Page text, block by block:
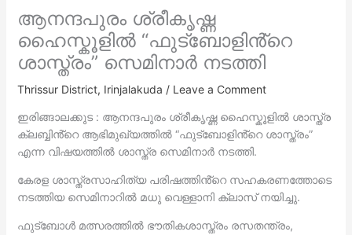
ആനന്ദപുരം ശ്രീകൃഷ്ണ
ഹൈസ്കൂളിൽ “ഫുട്ബോളിൻ്റെ
ശാസ്ത്രം” സെമിനാർ നടത്തി
Thrissur District, Irinjalakuda / Leave a Comment
ഇരിങ്ങാലക്കുട : ആനന്ദപുരം ശ്രീകൃഷ്ണ ഹൈസ്കൂളിൽ ശാസ്ത്ര
ക്ലബ്ബിൻ്റെ ആഭിമുഖ്യത്തിൽ “ഫുട്ബോളിൻ്റെ ശാസ്ത്രം”
എന്ന വിഷയത്തിൽ ശാസ്ത്ര സെമിനാർ നടത്തി.
കേരള ശാസ്ത്രസാഹിത്യ പരിഷത്തിൻ്റെ സഹകരണത്തോടെ
നടത്തിയ സെമിനാറിൽ മധു വെള്ളാനി ക്ലാസ് നയിച്ചു.
ഫുട്ബോൾ മത്സരത്തിൽ ഭൗതികശാസ്ത്രം രസതന്ത്രം,